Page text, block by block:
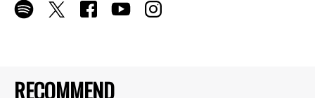
RECOMMEND